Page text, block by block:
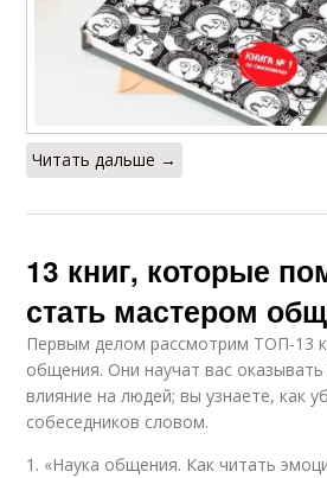
Читать дальше →
13 книг, которые
стать мастером
Первым делом рассмотрим ТОП-13
общения. Они научат вас
влияние на людей; вы узнаете, как
собеседников словом.
1. «Наука общения. Как читать